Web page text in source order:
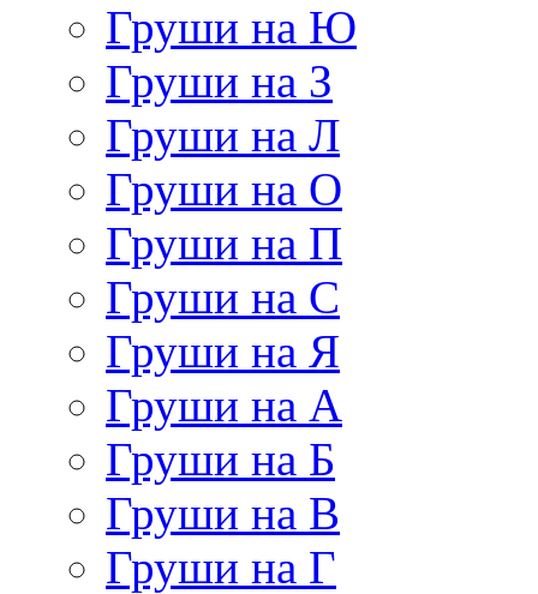
Груши на Ю
Груши на З
Груши на Л
Груши на О
Груши на П
Груши на С
Груши на Я
Груши на А
Груши на Б
Груши на В
Груши на Г